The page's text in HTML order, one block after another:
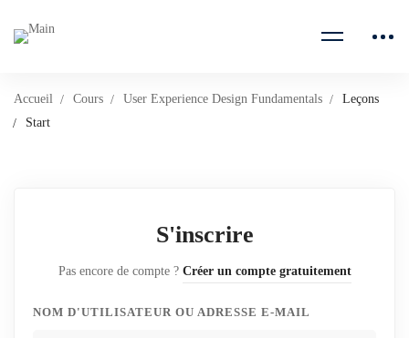
Accueil Cours User Experience Design Fundamentals
Leçons
Start
S'inscrire
Pas encore de compte ? Créer un compte gratuitement
NOM D'UTILISATEUR OU ADRESSE E-MAIL